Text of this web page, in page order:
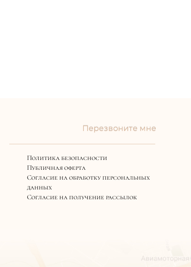
Перезвоните мне
Политика безопасности
Публичная оферта
Согласие на обработку персональных
данных
Согласие на получение рассылок